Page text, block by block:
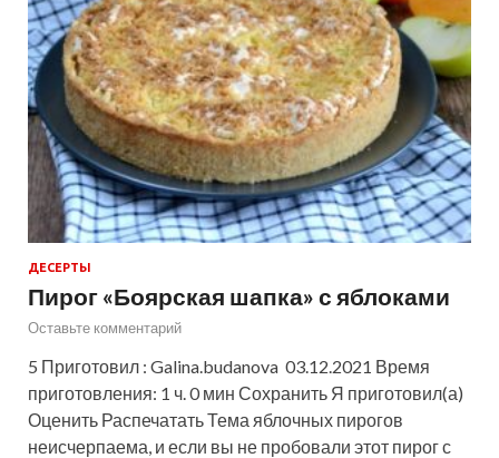
ДЕСЕРТЫ
Пирог «Боярская шапка» с яблоками
Оставьте комментарий
5 Приготовил : Galina.budanova 03.12.2021 Время
приготовления: 1 ч. 0 мин Сохранить Я приготовил(а)
Оценить Распечатать Тема яблочных пирогов
неисчерпаема, и если вы не пробовали этот пирог с